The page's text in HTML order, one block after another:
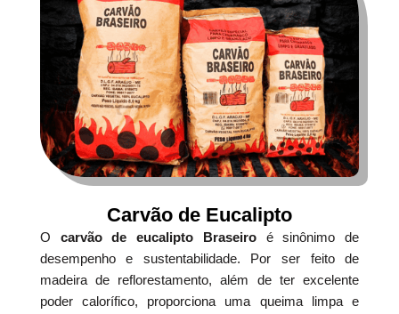
Carvão de Eucalipto
O carvão de eucalipto Braseiroé sinônimo de
desempenho e sustentabilidade. Por ser feito de
madeira de reflorestamento, além de ter excelente
poder calorífico, proporciona uma queima limpa e